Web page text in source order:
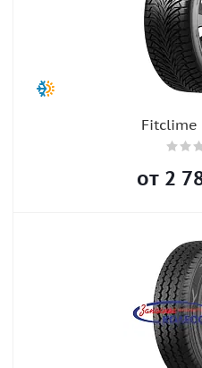
Fitclime
от 2